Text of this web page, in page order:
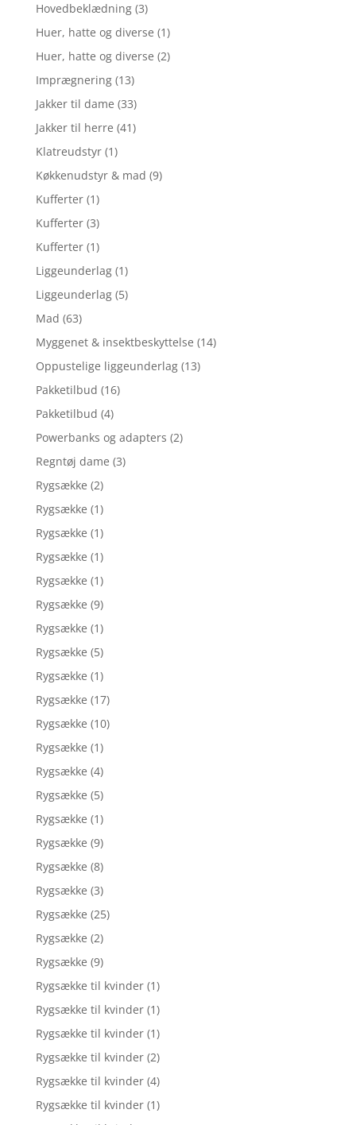
Hovedbeklædning (3)
Huer, hatte og diverse (1)
Huer, hatte og diverse (2)
Imprægnering (13)
Jakker til dame (33)
Jakker til herre (41)
Klatreudstyr (1)
Køkkenudstyr & mad (9)
Kufferter (1)
Kufferter (3)
Kufferter (1)
Liggeunderlag (1)
Liggeunderlag (5)
Mad (63)
Myggenet & insektbeskyttelse (14)
Oppustelige liggeunderlag (13)
Pakketilbud (16)
Pakketilbud (4)
Powerbanks og adapters (2)
Regntøj dame (3)
Rygsække (2)
Rygsække (1)
Rygsække (1)
Rygsække (1)
Rygsække (1)
Rygsække (9)
Rygsække (1)
Rygsække (5)
Rygsække (1)
Rygsække (17)
Rygsække (10)
Rygsække (1)
Rygsække (4)
Rygsække (5)
Rygsække (1)
Rygsække (9)
Rygsække (8)
Rygsække (3)
Rygsække (25)
Rygsække (2)
Rygsække (9)
Rygsække til kvinder (1)
Rygsække til kvinder (1)
Rygsække til kvinder (1)
Rygsække til kvinder (2)
Rygsække til kvinder (4)
Rygsække til kvinder (1)